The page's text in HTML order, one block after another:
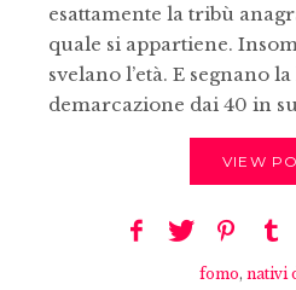
esattamente la tribù
quale si appartiene.
svelano l’età. E segnano
demarcazione dai 40 in
VIEW
fomo, nativi